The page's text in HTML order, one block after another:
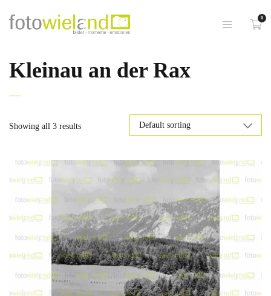
0
Kleinau an der Rax
Showing all 3 results